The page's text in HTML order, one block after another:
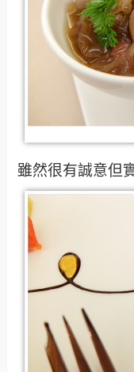
雖然很有誠意但